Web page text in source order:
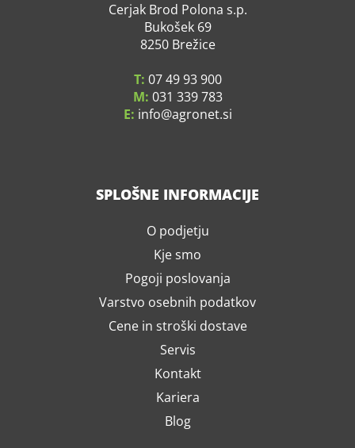
Cerjak Brod Polona s.p.
Bukošek 69
8250 Brežice
T: 07 49 93 900
M: 031 339 783
E: info agronet.si
SPLOŠNE INFORMACIJE
O podjetju
Kje smo
Pogoji poslovanja
Varstvo osebnih podatkov
Cene in stroški dostave
Servis
Kontakt
Kariera
Blog